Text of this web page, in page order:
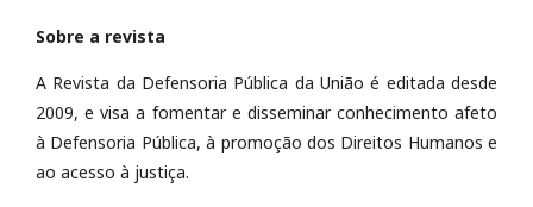
Sobre a revista
A Revista da Defensoria Pública da União é editada desde
2009, e visa a fomentar e disseminar conhecimento afeto
à Defensoria Pública, à promoção dos Direitos Humanos e
ao acesso à justiça.